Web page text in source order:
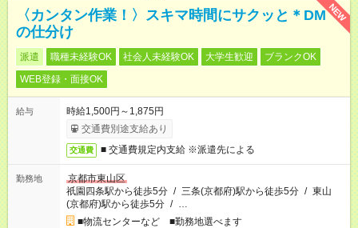
NEW
〈カンタン作業！〉スキマ時間にサクッと＊DM
の仕分け
派遣 職種未経験OK 社会人未経験OK 大学生歓迎
ブランクOK
WEB登録・面接OK
給与
時給1,500円～1,875円
交通費別途支給あり
交通費 ■ 交通費規定内支給 ※派遣先による
勤務地
京都市東山区
祇園四条駅から徒歩5分 / 三条(京都府)駅から徒歩5分 / 東山
(京都府)駅から徒歩5分 / …
■物流センターなど ■勤務地選べます